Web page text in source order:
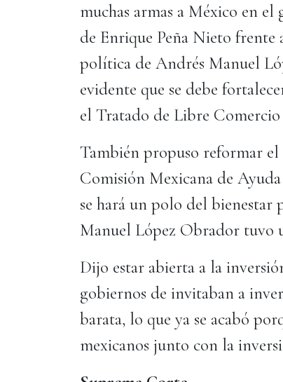
muchas armas a México en
de Enrique Peña Nieto frente
política de Andrés Manuel
evidente que se debe
el Tratado de Libre Comercio
También propuso reformar
Comisión Mexicana de
se hará un polo del bienestar
Manuel López Obrador tuvo
Dijo estar abierta a la
gobiernos de invitaban a
barata, lo que ya se acabó
mexicanos junto con la